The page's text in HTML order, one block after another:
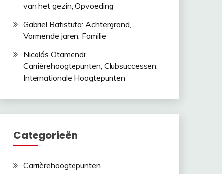
van het gezin, Opvoeding
Gabriel Batistuta: Achtergrond,
Vormende jaren, Familie
Nicolás Otamendi:
Carrièrehoogtepunten, Clubsuccessen,
Internationale Hoogtepunten
Categorieën
Carrièrehoogtepunten